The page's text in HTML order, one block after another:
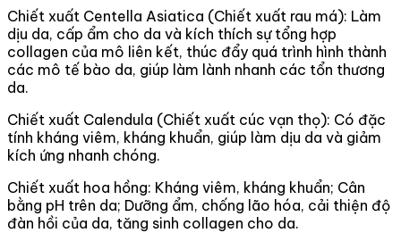
Chiết xuất Centella Asiatica (Chiết xuất rau má): Làm
dịu da, cấp ẩm cho da và kích thích sự tổng hợp
collagen của mô liên kết, thúc đẩy quá trình hình thành
các mô tế bào da, giúp làm lành nhanh các tổn thương
da.
Chiết xuất Calendula (Chiết xuất cúc vạn thọ): Có đặc
tính kháng viêm, kháng khuẩn, giúp làm dịu da và giảm
kích ứng nhanh chóng.
Chiết xuất hoa hồng: Kháng viêm, kháng khuẩn; Cân
bằng pH trên da; Dưỡng ẩm, chống lão hóa, cải thiện độ
đàn hồi của da, tăng sinh collagen cho da.